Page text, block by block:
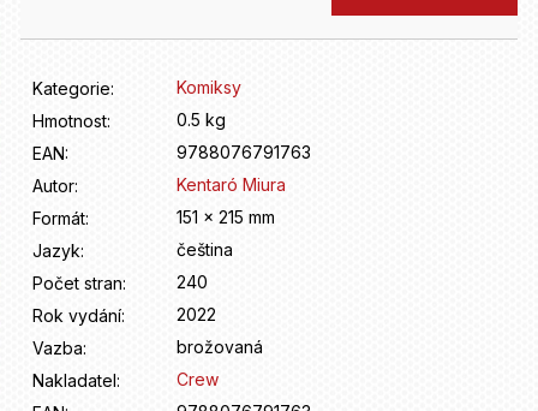
Kategorie:
Komiksy
Hmotnost:
0.5 kg
EAN:
9788076791763
Autor:
Kentaró Miura
Formát:
151 x 215 mm
Jazyk:
čeština
Počet stran:
240
Rok vydání:
2022
Vazba:
brožovaná
Nakladatel:
Crew
r
u
č
u
e
m
e